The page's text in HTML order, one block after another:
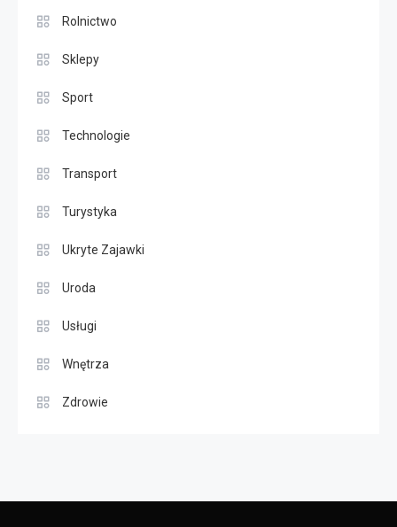
Rolnictwo
Sklepy
Sport
Technologie
Transport
Turystyka
Ukryte Zajawki
Uroda
Usługi
Wnętrza
Zdrowie